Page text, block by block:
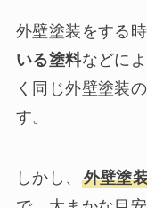
外壁塗装をする
いる塗料などに
く同じ外壁塗装
す。
しかし、 外壁塗